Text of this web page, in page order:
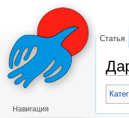
Статья
Навигация